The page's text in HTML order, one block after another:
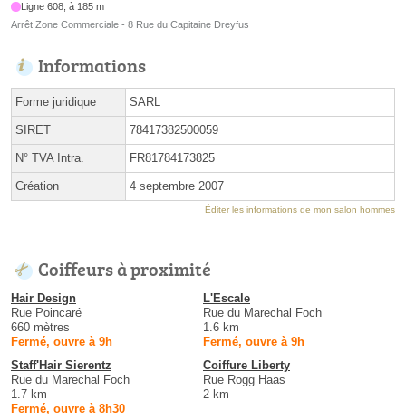
Ligne 608, à 185 m
Arrêt Zone Commerciale - 8 Rue du Capitaine Dreyfus
Informations
Forme juridique SARL
SIRET 78417382500059
N° TVA Intra. FR81784173825
Création 4 septembre 2007
Éditer les informations de mon salon hommes
Coiffeurs à proximité
Hair Design
Rue Poincaré
660 mètres
Fermé, ouvre à 9h
L'Escale
Rue du Marechal Foch
1.6 km
Fermé, ouvre à 9h
Staff'Hair Sierentz
Rue du Marechal Foch
1.7 km
Fermé, ouvre à 8h30
Coiffure Liberty
Rue Rogg Haas
2 km